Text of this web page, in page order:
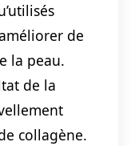
de
la peau.
de la
collagène.